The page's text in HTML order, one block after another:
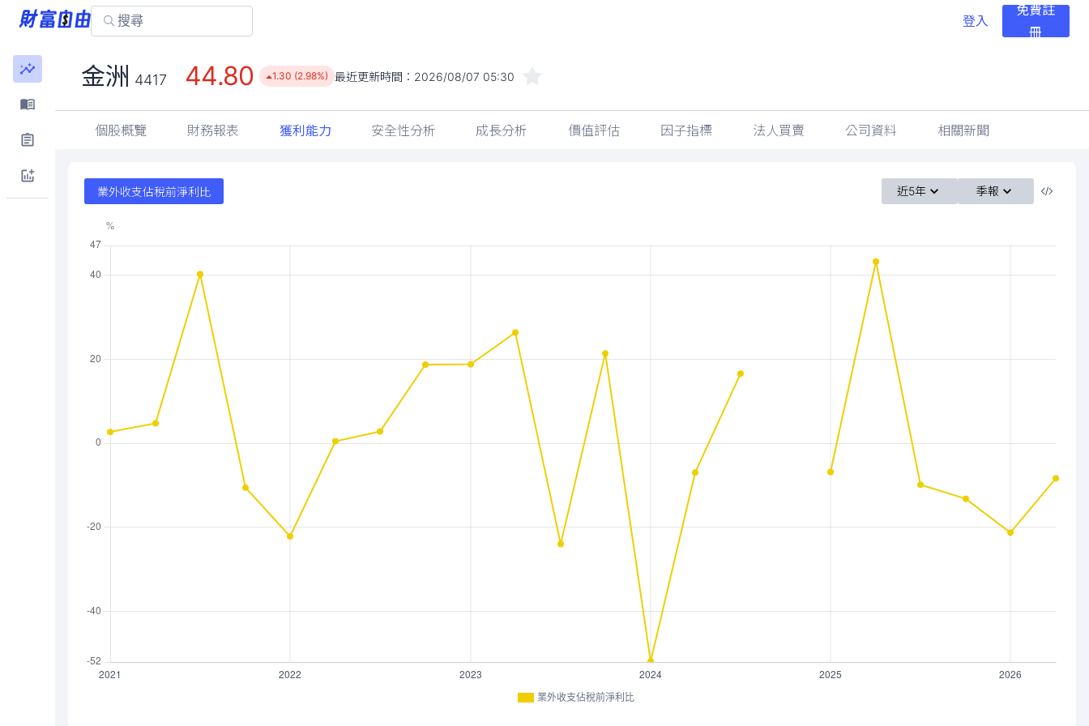
登入
免費註
冊
金洲 4417 44.80 1.30 (2.98%) 最近更新時間： 2026/08/07 05:30
個股概覽 財務報表 獲利能力 安全性分析 成長分析 價值評估 因子指標 法人買賣 公司資料 相關新聞
業外收支佔稅前淨利比 近5年 季報
業外收支佔稅前淨利比